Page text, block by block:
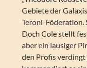
Gebiete der
Teroni-Föderation.
Doch Cole stellt
aber ein lausiger
den Profis verdingt